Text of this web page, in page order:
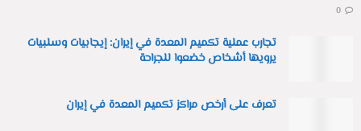
تجارب عملية تكميم المعدة في إيران: إيجابيات وسلبيات
يرويها أشخاص خضعوا للجراحة
تعرف على أرخص مراكز تكميم المعدة في إيران